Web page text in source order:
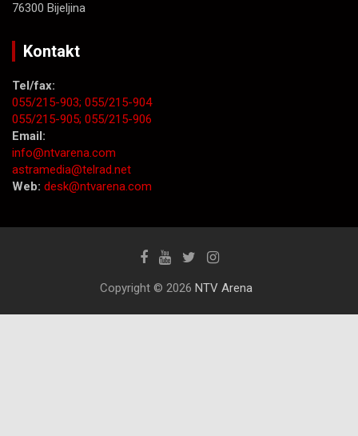
76300 Bijeljina
Kontakt
Tel/fax:
055/215-903; 055/215-904
055/215-905; 055/215-906
Email:
info@ntvarena.com
astramedia@telrad.net
Web: desk@ntvarena.com
Copyright © 2026 NTV Arena